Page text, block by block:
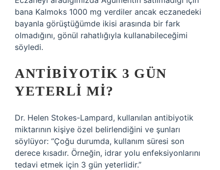
bana Kalmoks 1000 mg verdiler ancak eczanedeki
bayanla görüştüğümde ikisi arasında bir fark
olmadığını, gönül rahatlığıyla kullanabileceğimi
söyledi.
ANTIBIYOTIK 3 GÜN
YETERLI MI?
Dr. Helen Stokes-Lampard, kullanılan antibiyotik
miktarının kişiye özel belirlendiğini ve şunları
söylüyor: “Çoğu durumda, kullanım süresi son
derece kısadır. Örneğin, idrar yolu enfeksiyonlarını
tedavi etmek için 3 gün yeterlidir.”